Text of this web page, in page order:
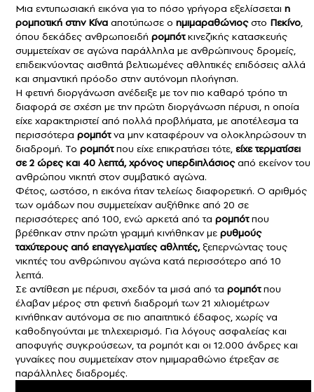
Μια εντυπωσιακή εικόνα για το πόσο γρήγορα εξελίσσεται η
ρομποτική στην Κίνα αποτύπωσε ο ημιμαραθώνιοςστο Πεκίνο,
όπου δεκάδες ανθρωποειδή ρομπότκινεζικής κατασκευής
συμμετείχαν σε αγώνα παράλληλα με ανθρώπινους δρομείς,
επιδεικνύοντας αισθητά βελτιωμένες αθλητικές επιδόσεις αλλά
και σημαντική πρόοδο στην αυτόνομη πλοήγηση.
Η φετινή διοργάνωση ανέδειξε με τον πιο καθαρό τρόπο τη
διαφορά σε σχέση με την πρώτη διοργάνωση πέρυσι, η οποία
είχε χαρακτηριστεί από πολλά προβλήματα, με αποτέλεσμα τα
περισσότερα ρομπότνα μην καταφέρουν να ολοκληρώσουν τη
διαδρομή. Το ρομπότ που είχε επικρατήσει τότε, είχε τερματίσει
σε 2 ώρες και 40 λεπτά, χρόνος υπερδιπλάσιοςαπό εκείνον του
ανθρώπου νικητή στον συμβατικό αγώνα.
Φέτος, ωστόσο, η εικόνα ήταν τελείως διαφορετική. Ο αριθμός
των ομάδων που συμμετείχαν αυξήθηκε από 20 σε
περισσότερες από 100, ενώ αρκετά από τα ρομπότπου
βρέθηκαν στην πρώτη γραμμή κινήθηκαν με ρυθμούς
ταχύτερους από επαγγελματίες αθλητές,ξεπερνώντας τους
νικητές του ανθρώπινου αγώνα κατά περισσότερο από 10
λεπτά.
Σε αντίθεση με πέρυσι, σχεδόν τα μισά από τα ρομπότπου
έλαβαν μέρος στη φετινή διαδρομή των 21 χιλιομέτρων
κινήθηκαν αυτόνομα σε πιο απαιτητικό έδαφος, χωρίς να
καθοδηγούνται με τηλεχειρισμό. Για λόγους ασφαλείας και
αποφυγής συγκρούσεων, τα ρομπότ και οι 12.000 άνδρες και
γυναίκες που συμμετείχαν στον ημιμαραθώνιο έτρεξαν σε
παράλληλες διαδρομές.